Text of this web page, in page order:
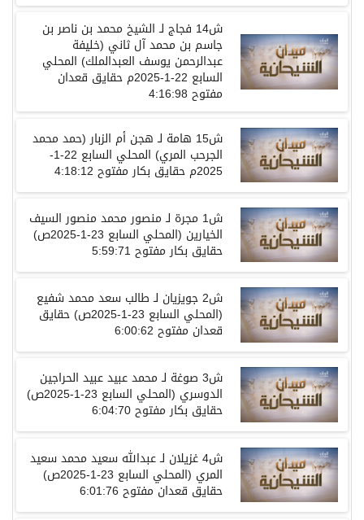
ش14 فجاج لـ الشيخ محمد بن ناصر بن
جاسم بن محمد آل ثاني (خليفة
عبدالرحمن يوسف العبدالملك) المحلي
السابع 22-1-2025 م حقايق قعدان
مفتوح 4:16:98
ش15 هامة لـ هجن أم الزبار(حمد محمد
الجرحب المري) المحلي السابع 22-1-
2025م حقايق بكار مفتوح 4:18:12
ش1 مجرة لـ منصور محمد منصور السيف
الخيارين (المحلي السابع 23-1-2025 ص)
حقايق بكار مفتوح5:59:71
ش2جويزيان لـ طالب سعد محمد شفيع
(المحلي السابع 23-1-2025 ص)حقايق
قعدان مفتوح 6:00:62
ش3 صوغة لـ محمد عبيد عبيد الحراجين
الدوسري (المحلي السابع 23-1-2025 ص)
حقايق بكار مفتوح6:04:70
ش4غزيلان لـعبدالله سعيد محمد سعيد
المري (المحلي السابع 23-1-2025 ص)
حقايق قعدان مفتوح 6:01:76